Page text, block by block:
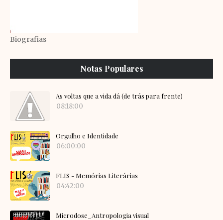
Biografias
Notas Populares
As voltas que a vida dá (de trás para frente)
08:18:00
Orgulho e Identidade
06:00:00
FLIS - Memórias Literárias
04:42:00
Microdose_Antropologia visual